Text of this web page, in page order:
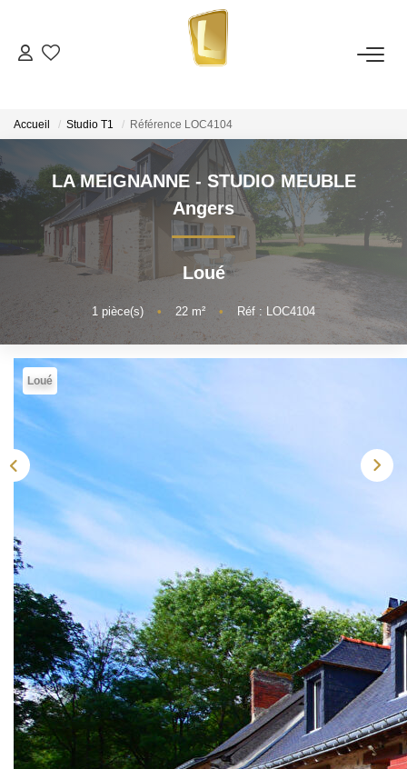
LOUER
Nos Annonces De Location
Télécharger Le Dossier De Candidature Locataire
ESTIMER
NOTRE ÉQUIPE
Accueil Studio T1 Référence LOC4104
LA MEIGNANNE - STUDIO MEUBLE
Angers
Loué
1 pièce(s) • 22 m² • Réf : LOC4104
Loué
Description
Réf : LOC4104
LA MEIGNANNE - STUDIO MEUBLE